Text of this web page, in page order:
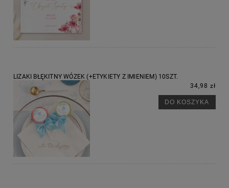
LIZAKI BŁĘKITNY WÓZEK (+ETYKIETY Z IMIENIEM) 10SZT.
34,98 zł
DO KOSZYKA